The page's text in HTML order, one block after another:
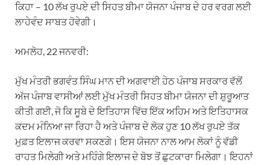
ਕਿਹਾ – 10 ਲੱਖ ਰੁਪਏ ਦੀ ਸਿਹਤ ਬੀਮਾ ਯੋਜਨਾ ਪੰਜਾਬ ਦੇ ਹਰ ਵਰਗ ਲਈ
ਲਾਹੇਵੰਦ ਸਾਬਤ ਹੋਵੇਗੀ।
ਅਮਲੋਹ, 22 ਜਨਵਰੀ:
ਮੁੱਖ ਮੰਤਰੀ ਭਗਵੰਤ ਸਿੰਘ ਮਾਨ ਦੀ ਅਗਵਾਈ ਹੇਠ ਪੰਜਾਬ ਸਰਕਾਰ ਵੱਲੋਂ
ਅੱਜ ਪੰਜਾਬ ਵਾਸੀਆਂ ਲਈ ਮੁੱਖ ਮੰਤਰੀ ਸਿਹਤ ਬੀਮਾ ਯੋਜਨਾ ਦੀ ਸ਼ੁਰੂਆਤ
ਕੀਤੀ ਗਈ, ਜੋ ਕਿ ਸੂਬੇ ਦੇ ਇਤਿਹਾਸ ਵਿੱਚ ਇੱਕ ਅਹਿਮ ਅਤੇ ਇਤਿਹਾਸਕ
ਕਦਮ ਮੰਨਿਆ ਜਾ ਰਿਹਾ ਹੈ ਅਤੇ ਪੰਜਾਬ ਦੇ ਲੋਕ ਹੁਣ 10 ਲੱਖ ਰੁਪਏ ਤੱਕ
ਮੁਫ਼ਤ ਇਲਾਜ ਕਰਵਾ ਸਕਣਗੇ। ਇਸ ਯੋਜਨਾ ਨਾਲ ਆਮ ਲੋਕਾਂ ਨੂੰ ਵੱਡੀ
ਰਾਹਤ ਮਿਲੇਗੀ ਅਤੇ ਮਹਿੰਗੇ ਇਲਾਜ ਦੇ ਬੋਝ ਤੋਂ ਛੁਟਕਾਰਾ ਮਿਲੇਗਾ। ਇਹਨਾਂ